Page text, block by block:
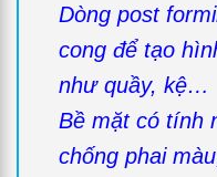
Dòng post
cong để tạo
như quầy, kệ…
Bề mặt có tính
chống phai